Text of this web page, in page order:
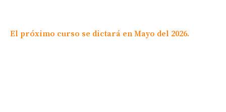
El próximo curso se dictará en Mayo del 2026.